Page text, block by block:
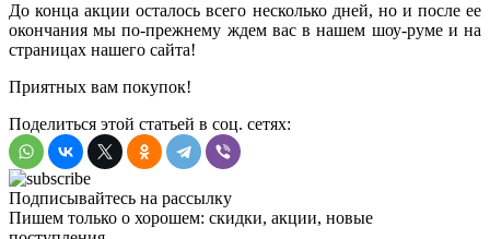
До конца акции осталось всего несколько дней, но и после ее
окончания мы по-прежнему ждем вас в нашем шоу-руме и на
страницах нашего сайта!
Приятных вам покупок!
Поделиться этой статьей в соц. сетях:
Подписывайтесь на рассылку
Пишем только о хорошем: скидки, акции, новые